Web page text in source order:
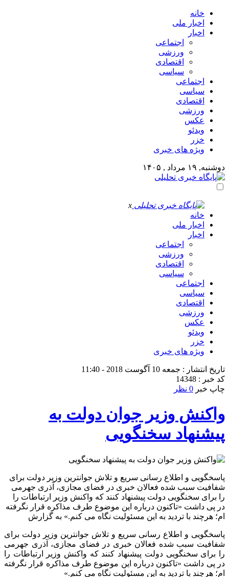
خانه
اخبار ملی
اخبار
اجتماعی
ورزشی
اقتصادی
سیاسی
اجتماعی
سیاسی
اقتصادی
ورزشی
عکس
ویدئو
خزر
ویژه های خبری
دوشنبه, ۱۹ مرداد , ۱۴۰۵
x
خانه
اخبار ملی
اخبار
اجتماعی
ورزشی
اقتصادی
سیاسی
اجتماعی
سیاسی
اقتصادی
ورزشی
عکس
ویدئو
خزر
ویژه های خبری
تاریخ انتشار : جمعه 10 آگوست 2018 - 11:40
کد خبر : 14348
چاپ خبر 0 نظر
واکنش وزیر جوان دولت به
پیشنهاد سخنگویی
پاسخگویی و اطلاع رسانی سریع و تلاش جوانترین وزیر دولت برای
شفافیت سبب شده فعالان خبری در فضای مجازی، آذری جهرمی
را برای سخنگویی دولت پیشنهاد کنند که واکنش وزیر ارتباطات را
در پی داشت «تاکنون درباره این موضوع طرف مذاکره قرار نگرفته
ام؛ هرچند با تردید به این مسئولیت نگاه می کنم.» به گزارش
پاسخگویی و اطلاع رسانی سریع و تلاش جوانترین وزیر دولت برای
شفافیت سبب شده فعالان خبری در فضای مجازی، آذری جهرمی
را برای سخنگویی دولت پیشنهاد کنند که واکنش وزیر ارتباطات را
در پی داشت «تاکنون درباره این موضوع طرف مذاکره قرار نگرفته
ام؛ هرچند با تردید به این مسئولیت نگاه می کنم.»